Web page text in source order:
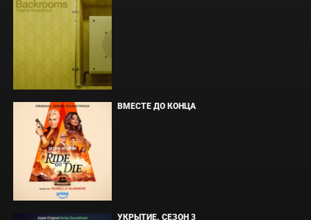
ВМЕСТЕ ДО КОНЦА
УКРЫТИЕ. СЕЗОН 3